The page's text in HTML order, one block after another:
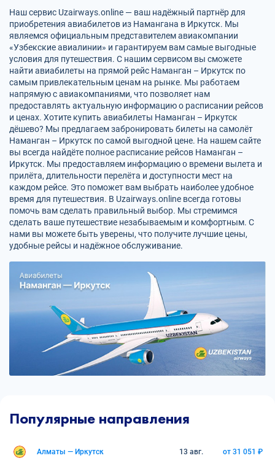
Наш сервис Uzairways.online — ваш надёжный партнёр для
приобретения авиабилетов из Намангана в Иркутск. Мы
являемся официальным представителем авиакомпании
«Узбекские авиалинии» и гарантируем вам самые выгодные
условия для путешествия. С нашим сервисом вы сможете
найти авиабилеты на прямой рейс Наманган – Иркутск по
самым привлекательным ценам на рынке. Мы работаем
напрямую с авиакомпаниями, что позволяет нам
предоставлять актуальную информацию о расписании рейсов
и ценах. Хотите купить авиабилеты Наманган – Иркутск
дёшево? Мы предлагаем забронировать билеты на самолёт
Наманган – Иркутск по самой выгодной цене. На нашем сайте
вы всегда найдёте полное расписание рейсов Наманган –
Иркутск. Мы предоставляем информацию о времени вылета и
прилёта, длительности перелёта и доступности мест на
каждом рейсе. Это поможет вам выбрать наиболее удобное
время для путешествия. В Uzairways.online всегда готовы
помочь вам сделать правильный выбор. Мы стремимся
сделать ваше путешествие незабываемым и комфортным. С
нами вы можете быть уверены, что получите лучшие цены,
удобные рейсы и надёжное обслуживание.
Популярные направления
Алматы — Иркутск 13 авг. от 31 051 ₽